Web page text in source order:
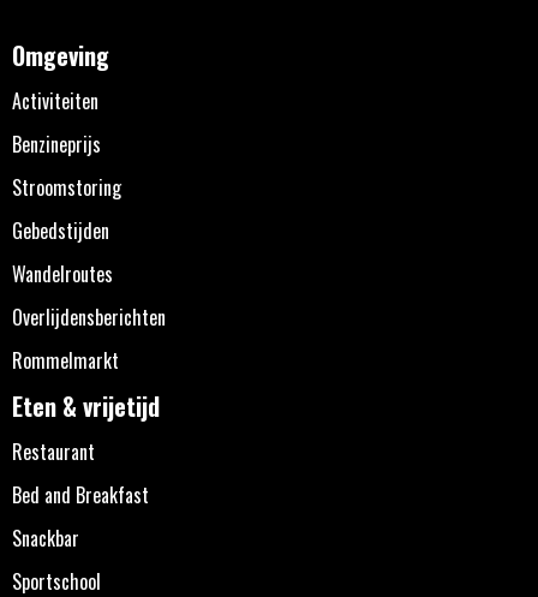
Omgeving
Activiteiten
Benzineprijs
Stroomstoring
Gebedstijden
Wandelroutes
Overlijdensberichten
Rommelmarkt
Eten & vrijetijd
Restaurant
Bed and Breakfast
Snackbar
Sportschool